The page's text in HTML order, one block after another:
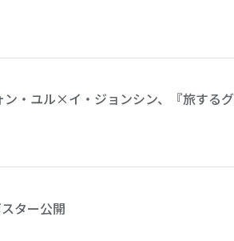
・ユル×イ・ジョンシン、『旅する
ター公開